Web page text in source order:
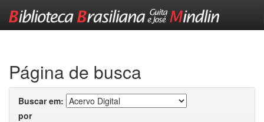
Página de busca
Buscar em:
por